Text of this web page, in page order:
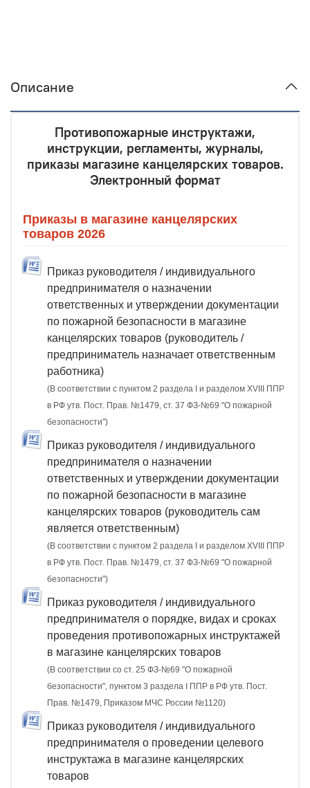
Описание
Противопожарные инструктажи,
инструкции, регламенты, журналы,
приказы магазине канцелярских товаров.
Электронный формат
Приказы в магазине канцелярских
товаров 2026
Приказ руководителя / индивидуального
предпринимателя о назначении
ответственных и утверждении документации
по пожарной безопасности в магазине
канцелярских товаров (руководитель /
предприниматель назначает ответственным
работника)
(В соответствии с пунктом 2 раздела I и разделом XVIII ППР
в РФ утв. Пост. Прав. №1479, ст. 37 ФЗ-№69 "О пожарной
безопасности")
Приказ руководителя / индивидуального
предпринимателя о назначении
ответственных и утверждении документации
по пожарной безопасности в магазине
канцелярских товаров (руководитель сам
является ответственным)
(В соответствии с пунктом 2 раздела I и разделом XVIII ППР
в РФ утв. Пост. Прав. №1479, ст. 37 ФЗ-№69 "О пожарной
безопасности")
Приказ руководителя / индивидуального
предпринимателя о порядке, видах и сроках
проведения противопожарных инструктажей
в магазине канцелярских товаров
(В соответствии со ст. 25 ФЗ-№69 "О пожарной
безопасности", пунктом 3 раздела I ППР в РФ утв. Пост.
Прав. №1479, Приказом МЧС России №1120)
Приказ руководителя / индивидуального
предпринимателя о проведении целевого
инструктажа в магазине канцелярских
товаров